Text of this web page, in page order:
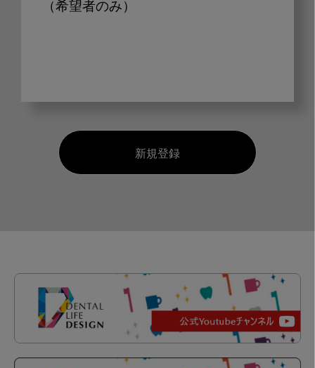
（希望者のみ）
新規登録